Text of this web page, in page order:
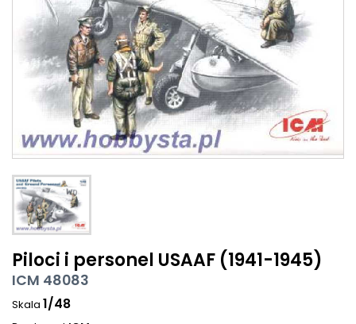
Piloci i personel USAAF (1941-1945)
ICM 48083
Skala 1/48